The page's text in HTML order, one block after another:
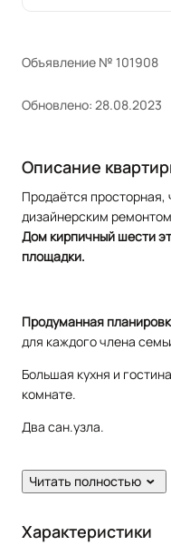
Объявление № 101908
Обновлено: 28.08.2023
Описание
Продаётся просторная,
дизайнерским
Дом кирпичный шести
площадки.
Продуманная
для каждого члена
Большая кухня и
комнате.
Два сан.узла.
Дизайнерский ремонт
Читать полностью
Характеристики